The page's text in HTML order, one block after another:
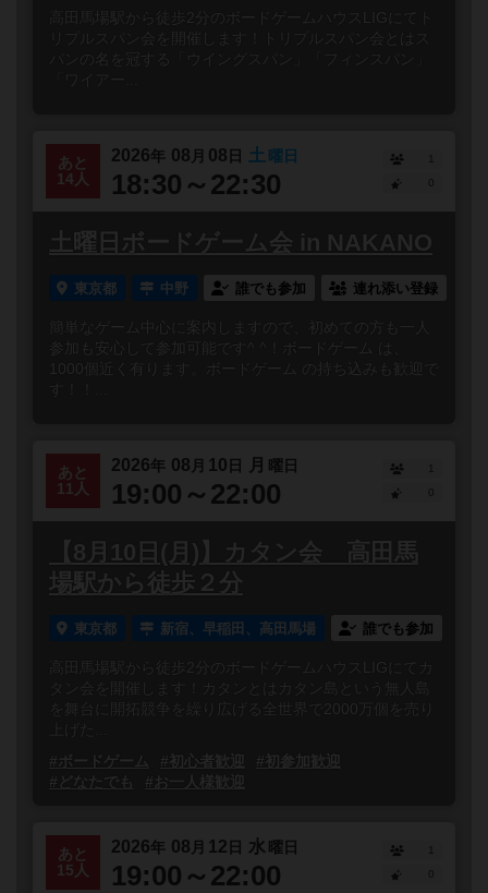
高田馬場駅から徒歩2分のボードゲームハウスLIGにてト
リプルスパン会を開催します！トリプルスパン会とはス
パンの名を冠する「ウイングスパン」「フィンスパン」
「ワイアー...
あと
14人
2026年 08 月 08 日 土 曜日
18:30～22:30
1
土曜日ボードゲーム会 in NAKANO
東京都 中野 誰でも参加 連れ添い登録
簡単なゲーム中心に案内しますので、初めての方も一人
参加も安心して参加可能です^ ^！ボードゲーム は、
1000個近く有ります。ボードゲーム の持ち込みも歓迎で
あと
11人
2026年 08 月 10 日 月 曜日
19:00～22:00
1
【8月10日(月)】カタン会 高田馬
場駅から徒歩２分
東京都 新宿、早稲田、高田馬場 誰でも参加
高田馬場駅から徒歩2分のボードゲームハウスLIGにてカ
タン会を開催します！カタンとはカタン島という無人島
を舞台に開拓競争を繰り広げる全世界で2000万個を売り
#ボードゲーム
#初心者歓迎
#初参加歓迎
#どなたでも
#お一人様歓迎
あと
15人
2026年 08 月 12 日 水 曜日
19:00～22:00
1